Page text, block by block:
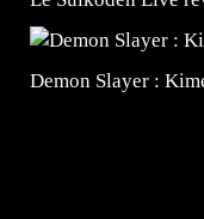
Demon Slayer :